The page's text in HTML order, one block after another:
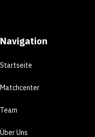
Navigation
Startseite
Matchcenter
Team
Über Uns